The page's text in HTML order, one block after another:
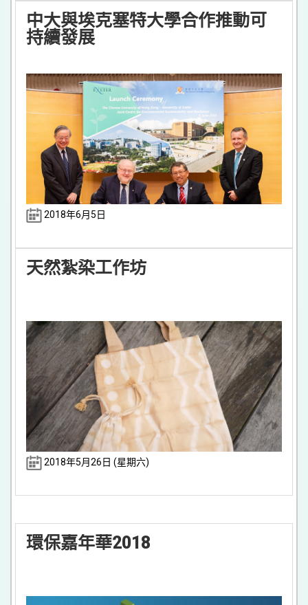
中大與埃克塞特大學合作推動可
持續發展
2018年6月5日
天然紮染工作坊
2018年5月26日 (星期六)
環保嘉年華2018